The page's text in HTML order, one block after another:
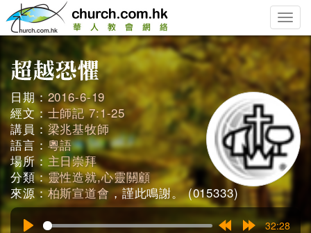
Toggle
日期：2016-6-19
經文：士師記 7:1-25
講員：梁兆基牧師
語言：粵語
場所：主日崇拜
分類：靈性造就,心靈關顧
來源：柏斯宣道會，謹此鳴謝。 (015333)
32:28